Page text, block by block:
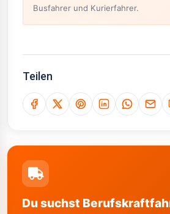
Busfahrer und Kurierfahrer.
Teilen
Du suchst